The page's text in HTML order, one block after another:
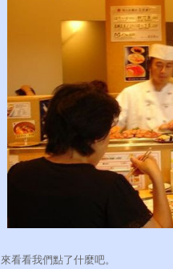
來看看我們點了什麼吧。